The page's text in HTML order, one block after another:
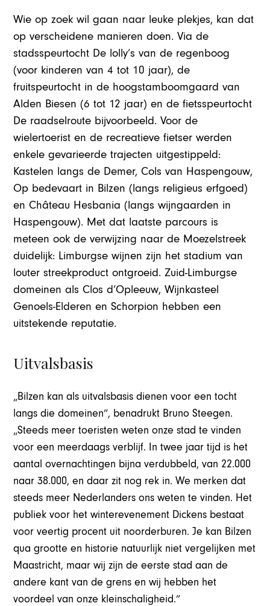
Wie op zoek wil gaan naar leuke plekjes, kan dat
op verscheidene manieren doen. Via de
stadsspeurtocht De lolly’s van de regenboog
(voor kinderen van 4 tot 10 jaar), de
fruitspeurtocht in de hoogstamboomgaard van
Alden Biesen (6 tot 12 jaar) en de fietsspeurtocht
De raadselroute bijvoorbeeld. Voor de
wielertoerist en de recreatieve fietser werden
enkele gevarieerde trajecten uitgestippeld:
Kastelen langs de Demer, Cols van Haspengouw,
Op bedevaart in Bilzen (langs religieus erfgoed)
en Château Hesbania (langs wijngaarden in
Haspengouw). Met dat laatste parcours is
meteen ook de verwijzing naar de Moezelstreek
duidelijk: Limburgse wijnen zijn het stadium van
louter streekproduct ontgroeid. Zuid-Limburgse
domeinen als Clos d’Opleeuw, Wijnkasteel
Genoels-Elderen en Schorpion hebben een
uitstekende reputatie.
Uitvalsbasis
„Bilzen kan als uitvalsbasis dienen voor een tocht
langs die domeinen”, benadrukt Bruno Steegen.
„Steeds meer toeristen weten onze stad te vinden
voor een meerdaags verblijf. In twee jaar tijd is het
aantal overnachtingen bijna verdubbeld, van 22.000
naar 38.000, en daar zit nog rek in. We merken dat
steeds meer Nederlanders ons weten te vinden. Het
publiek voor het winterevenement Dickens bestaat
voor veertig procent uit noorderburen. Je kan Bilzen
qua grootte en historie natuurlijk niet vergelijken met
Maastricht, maar wij zijn de eerste stad aan de
andere kant van de grens en wij hebben het
voordeel van onze kleinschaligheid.”